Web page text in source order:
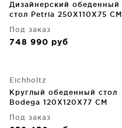
Дизайнерский обеденный
стол Petria 250X110X75 CM
Под заказ
748 990 руб
Eichholtz
Круглый обеденный стол
Bodega 120X120X77 CM
Под заказ